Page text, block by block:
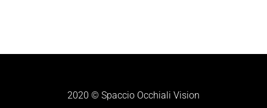
2020 © Spaccio Occhiali Vision